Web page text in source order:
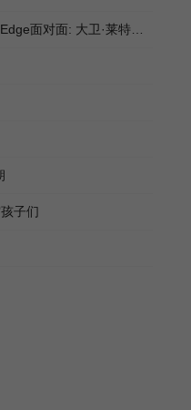
面: 大卫·莱特曼回归都柏林
子们